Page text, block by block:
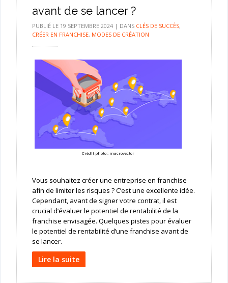
avant de se lancer ?
PUBLIÉ LE 19 SEPTEMBRE 2024| DANS CLÉS DE SUCCÈS,
CRÉER EN FRANCHISE, MODES DE CRÉATION
Crédit photo : macrovector
Vous souhaitez créer une entreprise en franchise
afin de limiter les risques ? C’est une excellente idée.
Cependant, avant de signer votre contrat, il est
crucial d’évaluer le potentiel de rentabilité de la
franchise envisagée. Quelques pistes pour évaluer
le potentiel de rentabilité d’une franchise avant de
se lancer.
Lire la suite